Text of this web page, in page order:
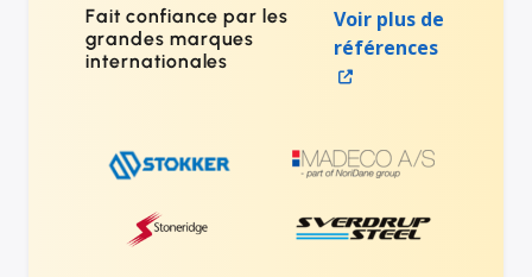
Fait confiance par les
grandes marques
internationales
Voir plus de
références